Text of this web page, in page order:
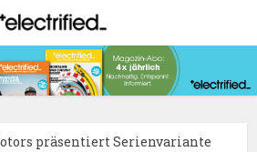
präsentiert Serienvariante